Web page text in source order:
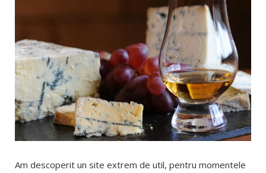
Am descoperit un site extrem de util, pentru momentele